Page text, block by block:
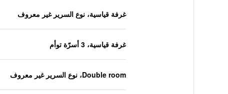
غرفة قياسية، نوع السرير غير معروف
غرفة قياسية، 3 أسرّة توأم
Double room، نوع السرير غير معروف